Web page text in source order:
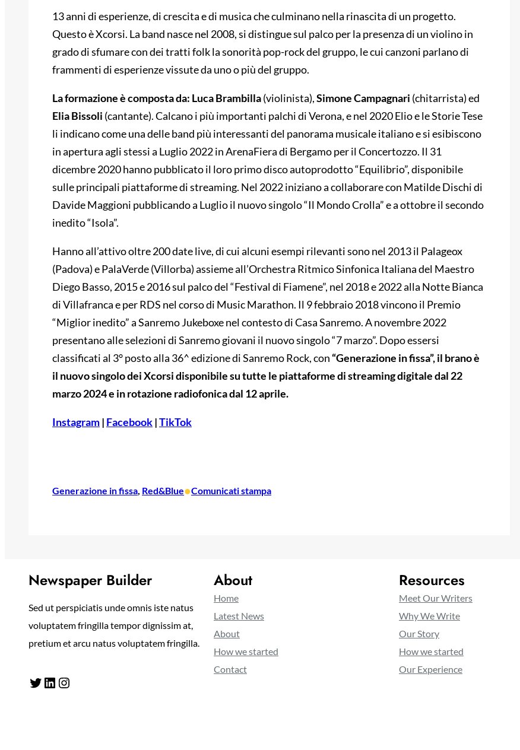
13 anni di esperienze, di crescita e di musica che culminano nella rinascita di un progetto.
Questo è Xcorsi. La band nasce nel 2008, si distingue sul palco per la presenza di un violino in
grado di sfumare con dei tratti folk la sonorità pop-rock del gruppo, le cui canzoni parlano di
frammenti di esperienze vissute da uno o più del gruppo.
La formazione è composta da: Luca Brambilla(violinista),Simone Campagnari (chitarrista) ed
Elia Bissoli (cantante). Calcano i più importanti palchi di Verona, e nel 2020 Elio e le Storie Tese
li indicano come una delle band più interessanti del panorama musicale italiano e si esibiscono
in apertura agli stessi a Luglio 2022 in ArenaFiera di Bergamo per il Concertozzo. Il 31
dicembre 2020 hanno pubblicato il loro primo disco autoprodotto “Equilibrio”, disponibile
sulle principali piattaforme di streaming. Nel 2022 iniziano a collaborare con Matilde Dischi di
Davide Maggioni pubblicando a Luglio il nuovo singolo “Il Mondo Crolla” e a ottobre il secondo
inedito “Isola”.
Hanno all’attivo oltre 200 date live, di cui alcuni esempi rilevanti sono nel 2013 il Palageox
(Padova) e PalaVerde (Villorba) assieme all’Orchestra Ritmico Sinfonica Italiana del Maestro
Diego Basso, 2015 e 2016 sul palco del “Festival di Fiamene”, nel 2018 e 2022 alla Notte Bianca
di Villafranca e per RDS nel corso di Music Marathon. Il 9 febbraio 2018 vincono il Premio
“Miglior inedito” a Sanremo Jukeboxe nel contesto di Casa Sanremo. A novembre 2022
presentano alle selezioni di Sanremo giovani il nuovo singolo “7 marzo”. Dopo essersi
classificati al 3° posto alla 36^ edizione di Sanremo Rock, con “Generazione in fissa”, il brano è
il nuovo singolo dei Xcorsi disponibile su tutte le piattaforme di streaming digitale dal 22
marzo 2024 e in rotazione radiofonica dal 12 aprile.
Instagram| Facebook|TikTok
Generazione in fissa, Red&Blue•Comunicati stampa
Newspaper Builder
Sed ut perspiciatis unde omnis iste natus
voluptatem fringilla tempor dignissim at,
pretium et arcu natus voluptatem fringilla.
Twitter LinkedIn Instagram
About
Home
Latest News
About
How we started
Contact
Resources
Meet Our Writers
Why We Write
Our Story
How we started
Our Experience